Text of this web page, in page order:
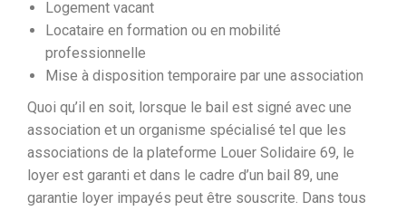
Logement vacant
Locataire en formation ou en mobilité
professionnelle
Mise à disposition temporaire par une association
Quoi qu’il en soit, lorsque le bail est signé avec une
association et un organisme spécialisé tel que les
associations de la plateforme Louer Solidaire 69, le
loyer est garanti et dans le cadre d’un bail 89, une
garantie loyer impayés peut être souscrite. Dans tous